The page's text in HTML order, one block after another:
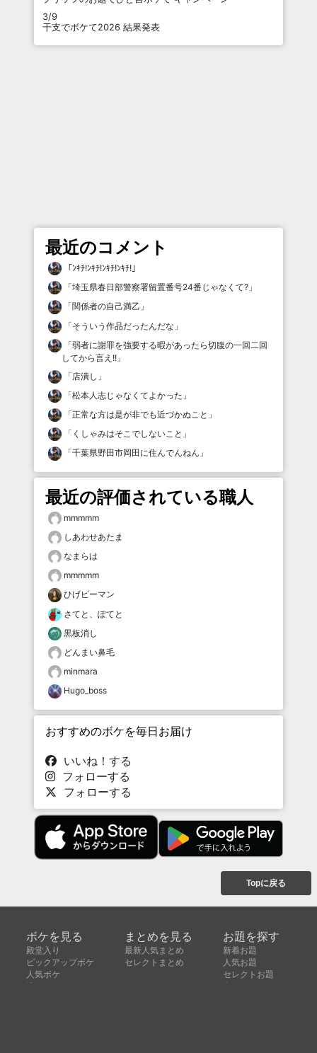
3/9
干支でボケて2026 結果発表
最近のコメント
「ﾝｷﾁ!ﾝｷﾁ!ﾝｷﾁ!ﾝｷﾁ! 」
「埼玉県春日部警察署留置番号24番じゃなくて? 」
「関係者の自己満乙 」
「そういう作品だったんだな 」
「弱者に謝罪を強要する暇があったら切腹の一回二回
してから言え!! 」
「 店潰し 」
「松本人志じゃなくてよかった 」
「正常な方は是が非でも近づかぬこと 」
「 くしゃみはそこでしないこと 」
「千葉県野田市岡田に住んでんねん 」
最近の評価されている職人
mmmmm
しあわせあたま
なまらは
mmmmm
ひげピーマン
さてと、ぽてと
黒板消し
どんまい鼻毛
minmara
Hugo_boss
おすすめのボケを毎日お届け
いいね！する
フォローする
フォローする
Topに戻る
ボケを見る
殿堂入り
ピックアップボケ
人気ボケ
注目ボケ
まとめを見る
最新人気まとめ
セレクトまとめ
お題を探す
新着お題
人気お題
セレクトお題
人気タグ